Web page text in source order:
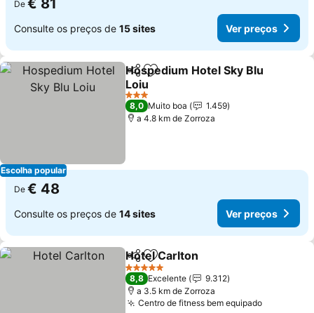
De € 81
Consulte os preços de 15 sites Ver preços
Escolha popular
PartilharAdicionar aos favoritos
Hospedium Hotel Sky Blu
Loiu
3 Estrelas
8,0 Muito boa
1.459
a 4.8 km de Zorroza
De € 48
Consulte os preços de 14 sites Ver preços
PartilharAdicionar aos favoritos
Hotel Carlton
5 Estrelas
8,8 Excelente
9.312
a 3.5 km de Zorroza
Centro de fitness bem equipado